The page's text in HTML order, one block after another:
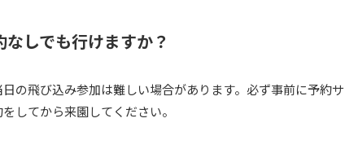
なしでも行けますか？
の飛び込み参加は難しい場合があります。必ず事前に予約
してから来園してください。